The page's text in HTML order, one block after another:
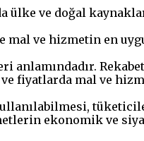
ülke ve doğal
ve hizmetin en
anlamındadır.
fiyatlarda mal ve
ekonomik ve